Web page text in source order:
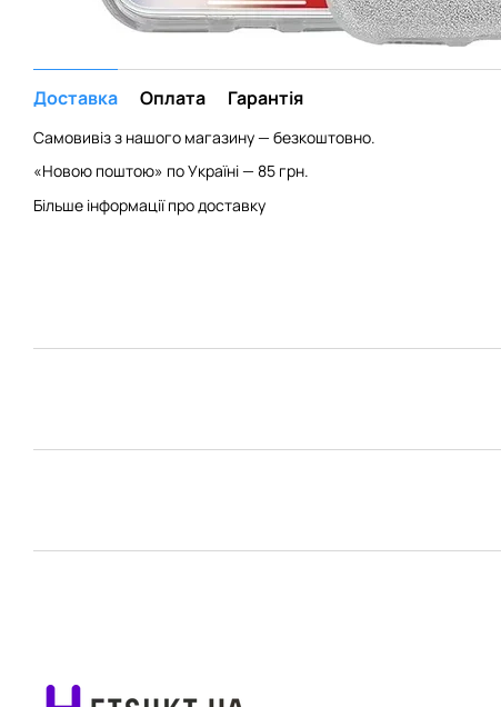
Доставка Оплата Гарантія
Самовивіз з нашого магазину — безкоштовно.
«Новою поштою» по Україні — 85 грн.
Більше інформації про доставку